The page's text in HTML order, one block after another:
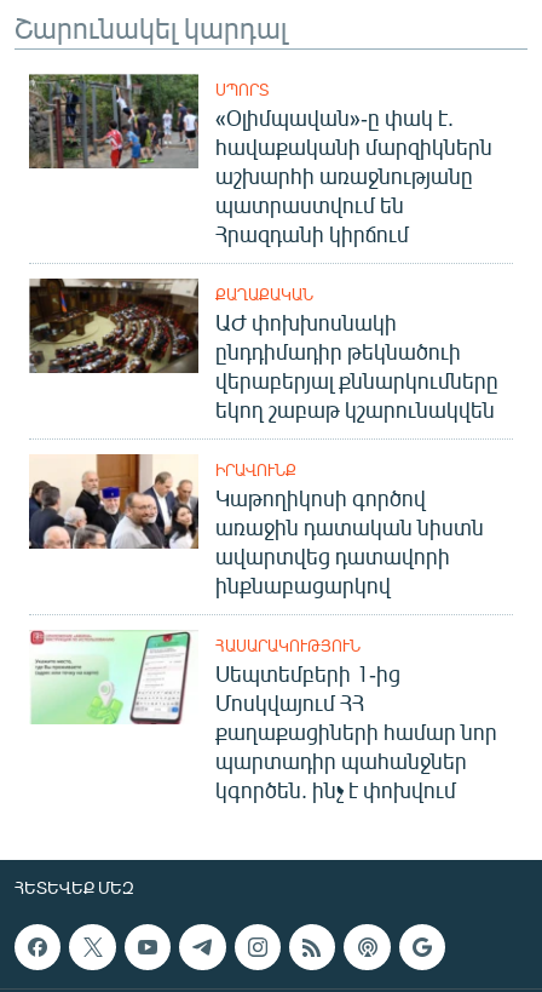
Շարունակել կարդալ
ՍՊՈՐՏ
«Օլիմպավան»-ը փակ է.
հավաքականի մարզիկներն
աշխարհի առաջնությանը
պատրաստվում են
Հրազդանի կիրճում
ՔԱՂԱՔԱԿԱՆ
ԱԺ փոխխոսնակի
ընդդիմադիր թեկնածուի
վերաբերյալ քննարկումները
եկող շաբաթ կշարունակվեն
ԻՐԱՎՈՒՆՔ
Կաթողիկոսի գործով
առաջին դատական նիստն
ավարտվեց դատավորի
ինքնաբացարկով
ՀԱՍԱՐԱԿՈՒԹՅՈՒՆ
Սեպտեմբերի 1-ից
Մոսկվայում ՀՀ
քաղաքացիների համար նոր
պարտադիր պահանջներ
կգործեն. ինչ է փոխվում
ՀԵՏԵՎԵՔ ՄԵԶ